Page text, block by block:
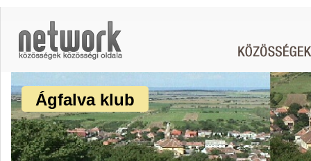
Ágfalva klub